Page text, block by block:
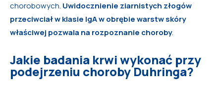
chorobowych. Uwidocznienie ziarnistych złogów
przeciwciał w klasie IgA w obrębie warstw skóry
właściwej pozwala na rozpoznanie choroby.
Jakie badania krwi wykonać przy
podejrzeniu choroby Duhringa?